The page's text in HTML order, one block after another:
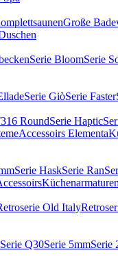
Große
Serie BloomSerie
Serie GiòSerie Faster
RoundSerie Haptic
Accessoirs Elementa
Serie HaskSerie Ran
Küchenarmaturen
Old Italy
Serie Q30Serie 5mmSerie